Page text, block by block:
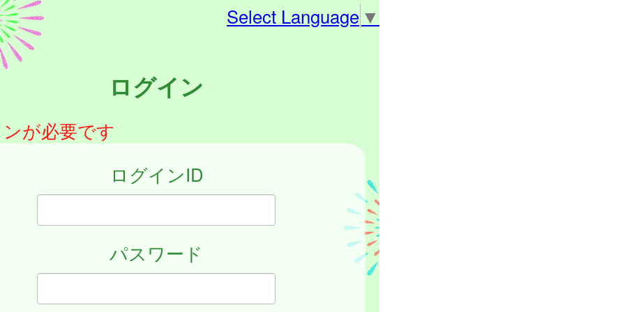
Select Language ▼
ログイン
が必要です
ログインID
パスワード